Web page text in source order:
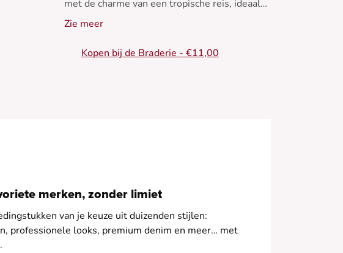
met de charme van een tropische reis, ideaal
met gouden sandalen.
Zie meer
Kopen bij de Braderie - €11,00
merken, zonder limiet
van je keuze uit duizenden stijlen:
professionele looks, premium denim en meer… met